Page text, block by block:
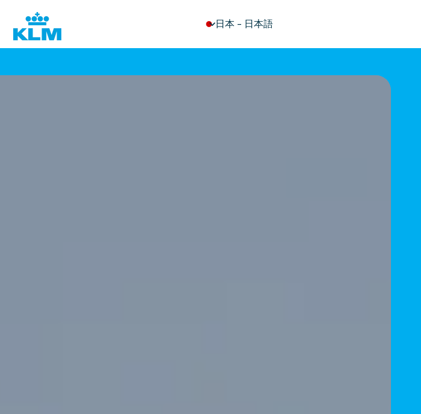
日本 - 日本語
keyboard_arrow_down